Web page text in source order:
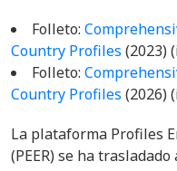
Folleto:
Country Profiles (2023)
Folleto:
Country Profiles (2026)
La plataforma Profiles
(PEER) se ha